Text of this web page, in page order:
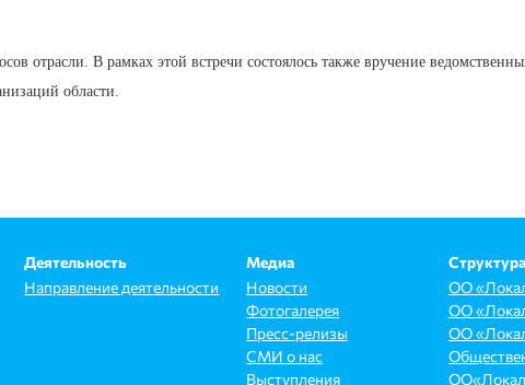
отрасли. В рамках этой встречи состоялось также вручение
области.
Деятельность
Направление деятельности
Медиа
Новости
Фотогалерея
Пресс-релизы
СМИ о нас
Выступления
Структура